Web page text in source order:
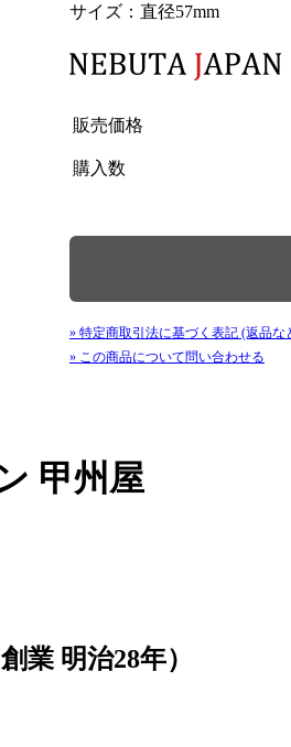
サイズ：直径57mm
販売価格
購入数
» 特定商取引法に基づく表記 (返品な
» この商品について問い合わせる
甲州屋
業 明治28年）